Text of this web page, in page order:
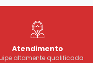
Atendimento
altamente qualificada